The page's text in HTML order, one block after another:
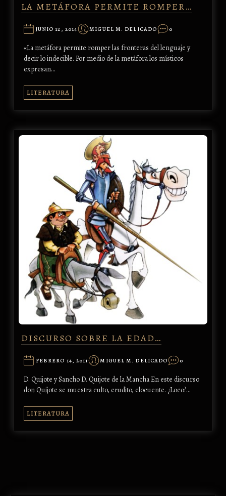
LA METÁFORA PERMITE ROMPER…
JUNIO 12, 2014 MIGUEL M. DELICADO 0
«La metáfora permite romper las fronteras del lenguaje y
decir lo indecible. Por medio de la metáfora los místicos
expresan…
LITERATURA
DISCURSO SOBRE LA EDAD…
FEBRERO 14, 2011 MIGUEL M. DELICADO 0
D. Quijote y Sancho D. Quijote de la Mancha En este discurso
don Quijote se muestra culto, erudito, elocuente. ¿Loco?…
LITERATURA